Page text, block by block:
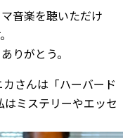
音楽を聴いただけ
りがとう。
さんは「ハーバード
ミステリーやエッセ